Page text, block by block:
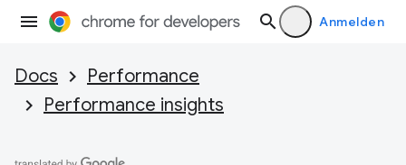
Anmelden
Docs
Performance
Performance insights